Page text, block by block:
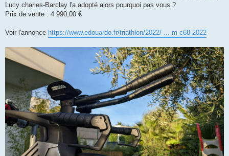
Lucy charles-Barclay l'a adopté alors pourquoi pas vous ?
Prix de vente : 4 990,00 €
Voir l'annonce https://www.edouardo.fr/triathlon/2022/ ... m-c68-2022